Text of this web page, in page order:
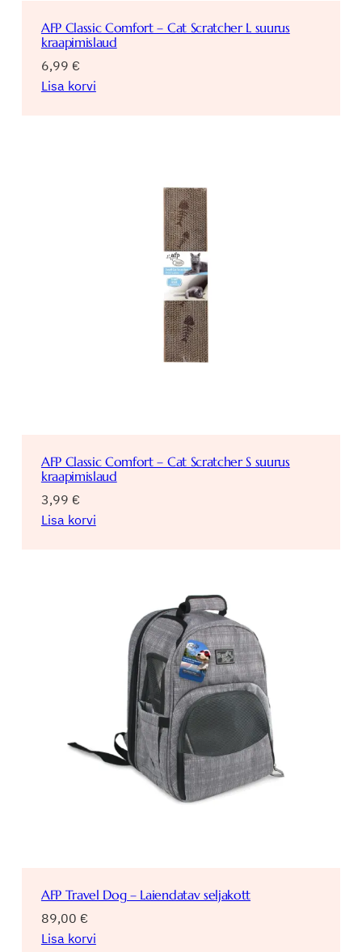
AFP Classic Comfort – Cat Scratcher L suurus
kraapimislaud
6,99 €
Lisa korvi
AFP Classic Comfort – Cat Scratcher S suurus
kraapimislaud
3,99 €
Lisa korvi
AFP Travel Dog – Laiendatav seljakott
89,00 €
Lisa korvi